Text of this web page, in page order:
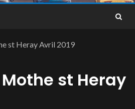
st Heray Avril 2019
st Heray